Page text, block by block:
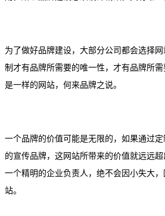
为了做好品牌建设，大部分公司都会选择
制才有品牌所需要的唯一性，才有品牌所
是一样的网站，何来品牌之说。
一个品牌的价值可能是无限的，如果通过
的宣传品牌，这网站所带来的价值就远远
一个精明的企业负责人，绝不会因小失大
站。